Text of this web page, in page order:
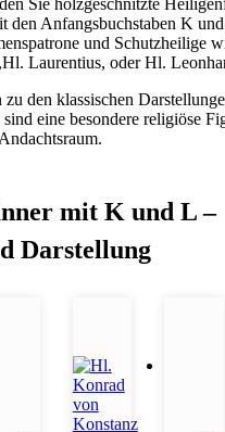
den Anfangsbuchstaben K
und Schutzheilige
Laurentius, oder Hl.
den klassischen
eine besondere religiöse
mit K und L –
Darstellung